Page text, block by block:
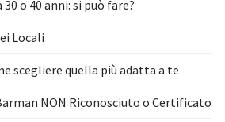
o 40 anni: si può fare?
Locali
scegliere quella più adatta a te
NON Riconosciuto o Certificato